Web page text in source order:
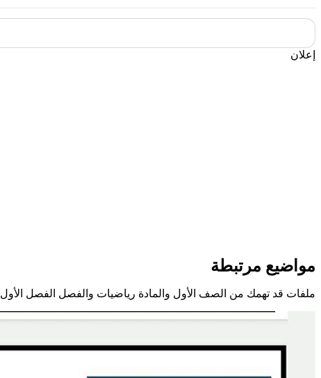
إعلان
مواضيع مرتبطة
ملفات قد تهمك من الصف الأول والمادة رياضيات والفصل الفصل الأول